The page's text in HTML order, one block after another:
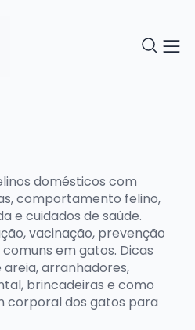
domésticos com
comportamento felino,
e cuidados de saúde.
vacinação, prevenção
em gatos. Dicas
arranhadores,
brincadeiras e como
corporal dos gatos para